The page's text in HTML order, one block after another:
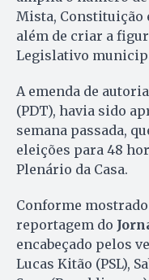
Mista, Constituição
além de criar a
Legislativo
A emenda de
(PDT), havia sido
semana passada,
eleições para 48
Plenário da Casa.
Conforme
reportagem do
encabeçado pelos
Lucas Kitão (PSL),